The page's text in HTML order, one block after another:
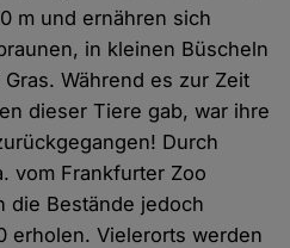
m und ernähren sich
in kleinen Büscheln
Gras. Während es zur Zeit
dieser Tiere gab, war ihre
Durch
vom Frankfurter Zoo
die Bestände jedoch
erholen. Vielerorts werden